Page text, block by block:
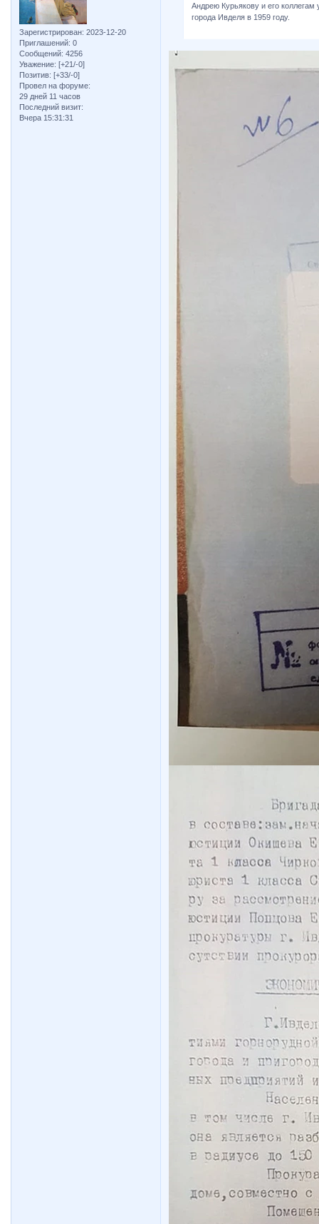
Зарегистрирован: 2023-12-20
Приглашений: 0
Сообщений: 4256
Уважение: [+21/-0]
Позитив: [+33/-0]
Провел на форуме:
29 дней 11 часов
Последний визит:
Вчера 15:31:31
Андрею Курьякову и его коллегам
города Ивделя в 1959 году.